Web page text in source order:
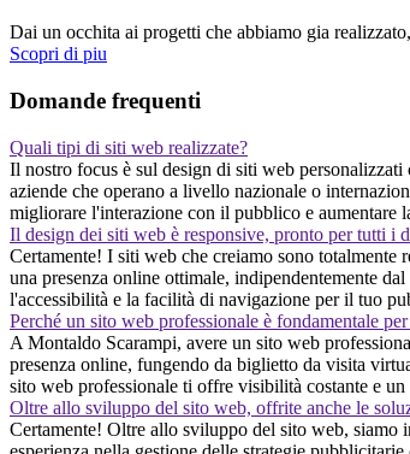
Dai un occhita ai progetti che abbiamo gia
Scopri di piu
Domande frequenti
Quali tipi di siti web realizzate?
Il nostro focus è sul design di siti web
aziende che operano a livello nazionale o
migliorare l'interazione con il pubblico e aumentare
Il design dei siti web è responsive, pronto per tutti i
Certamente! I siti web che creiamo sono totalmente
una presenza online ottimale, indipendentemente
l'accessibilità e la facilità di navigazione per il tuo
Perché un sito web professionale è fondamentale
A Montaldo Scarampi, avere un sito web
presenza online, fungendo da biglietto da visita
sito web professionale ti offre visibilità costante e
Oltre allo sviluppo del sito web, offrite anche le
Certamente! Oltre allo sviluppo del sito web, siamo